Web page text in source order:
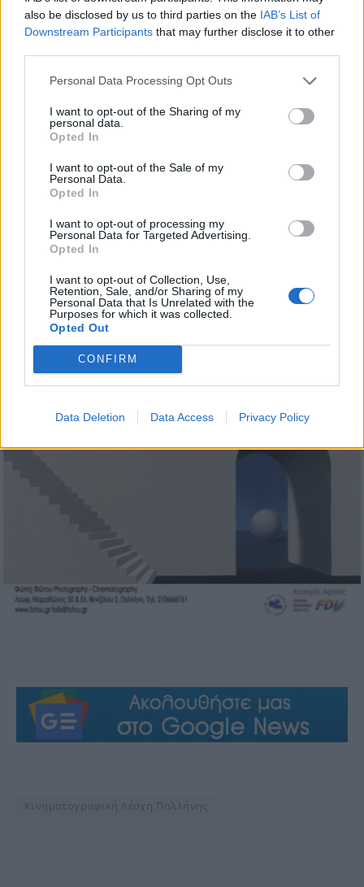
also be disclosed by us to third parties on the IAB’s List of
Downstream Participants that may further disclose it to other
Personal Data Processing Opt Outs
I want to opt-out of the Sharing of my
personal data.
Opted In
I want to opt-out of the Sale of my
Personal Data.
Opted In
I want to opt-out of processing my
Personal Data for Targeted Advertising.
Opted In
I want to opt-out of Collection, Use,
Retention, Sale, and/or Sharing of my
Personal Data that Is Unrelated with the
Purposes for which it was collected.
Opted Out
CONFIRM
Data Deletion Data Access Privacy Policy
Κινηματογραφική Λέσχη Παλλήνης